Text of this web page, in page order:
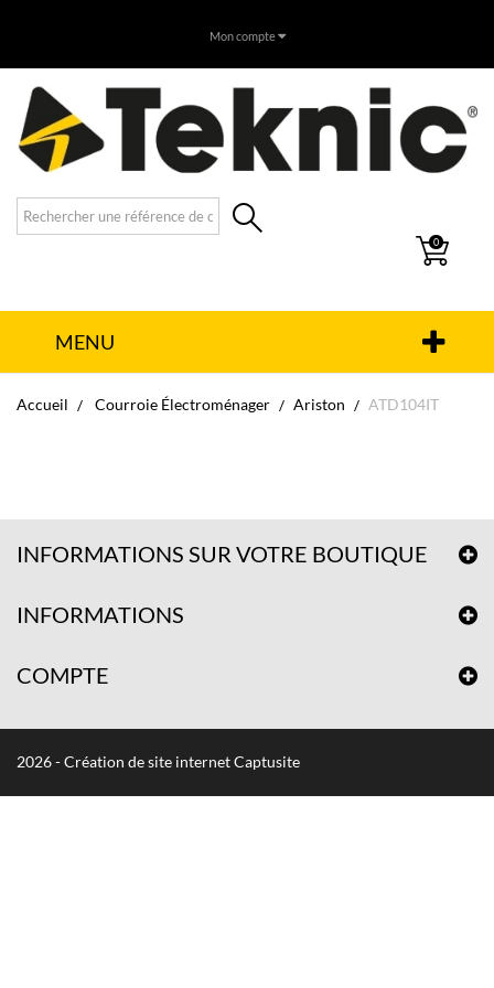
Mon compte
0
MENU
Accueil Courroie Électroménager Ariston ATD104IT
INFORMATIONS SUR VOTRE BOUTIQUE
INFORMATIONS
COMPTE
2026 - Création de site internet Captusite